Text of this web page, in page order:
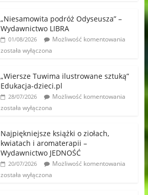
„Niesamowita podróż Odyseusza” –
Wydawnictwo LIBRA
01/08/2026
Możliwość komentowania
została wyłączona
„Wiersze Tuwima ilustrowane sztuką”
Edukacja-dzieci.pl
28/07/2026
Możliwość komentowania
została wyłączona
Najpiękniejsze książki o ziołach,
kwiatach i aromaterapii –
Wydawnictwo JEDNOŚĆ
20/07/2026
Możliwość komentowania
została wyłączona